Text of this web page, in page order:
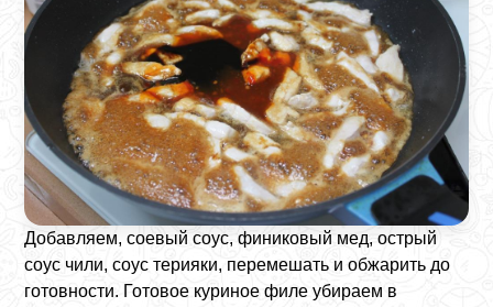
Добавляем, соевый соус, финиковый мед, острый
соус чили, соус терияки, перемешать и обжарить до
готовности. Готовое куриное филе убираем в